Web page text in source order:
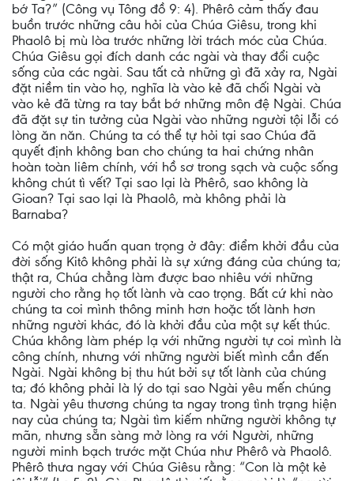
bớ Ta?” (Công vụ Tông đồ 9: 4). Phêrô cảm thấy đau
buồn trước những câu hỏi của Chúa Giêsu, trong khi
Phaolô bị mù lòa trước những lời trách móc của Chúa.
Chúa Giêsu gọi đích danh các ngài và thay đổi cuộc
sống của các ngài. Sau tất cả những gì đã xảy ra, Ngài
đặt niềm tin vào họ, nghĩa là vào kẻ đã chối Ngài và
vào kẻ đã từng ra tay bắt bớ những môn đệ Ngài. Chúa
đã đặt sự tin tưởng của Ngài vào những người tội lỗi có
lòng ăn năn. Chúng ta có thể tự hỏi tại sao Chúa đã
quyết định không ban cho chúng ta hai chứng nhân
hoàn toàn liêm chính, với hồ sơ trong sạch và cuộc sống
không chút tì vết? Tại sao lại là Phêrô, sao không là
Gioan? Tại sao lại là Phaolô, mà không phải là
Barnaba?
Có một giáo huấn quan trọng ở đây: điểm khởi đầu của
đời sống Kitô không phải là sự xứng đáng của chúng ta;
thật ra, Chúa chẳng làm được bao nhiêu với những
người cho rằng họ tốt lành và cao trọng. Bất cứ khi nào
chúng ta coi mình thông minh hơn hoặc tốt lành hơn
những người khác, đó là khởi đầu của một sự kết thúc.
Chúa không làm phép lạ với những người tự coi mình là
công chính, nhưng với những người biết mình cần đến
Ngài. Ngài không bị thu hút bởi sự tốt lành của chúng
ta; đó không phải là lý do tại sao Ngài yêu mến chúng
ta. Ngài yêu thương chúng ta ngay trong tình trạng hiện
nay của chúng ta; Ngài tìm kiếm những người không tự
mãn, nhưng sẵn sàng mở lòng ra với Người, những
người minh bạch trước mặt Chúa như Phêrô và Phaolô.
Phêrô thưa ngay với Chúa Giêsu rằng: “Con là một kẻ